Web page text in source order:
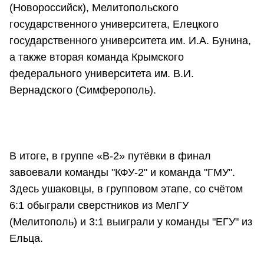
(Новороссийск), Мелитопольского
государственного университета, Елецкого
государственного университета им. И.А. Бунина,
а также вторая команда Крымского
федерального университета им. В.И.
Вернадского (Симферополь).
В итоге, в группе «В-2» путёвки в финал
завоевали команды "КФУ-2" и команда "ГМУ".
Здесь ушаковцы, в групповом этапе, со счётом
6:1 обыграли сверстников из МелГУ
(Мелитополь) и 3:1 выиграли у команды "ЕГУ" из
Ельца.